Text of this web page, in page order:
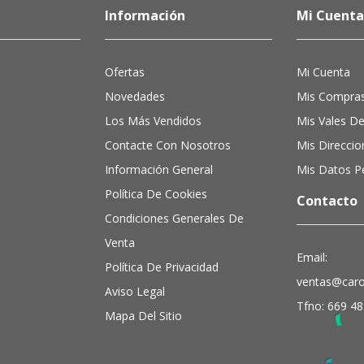
Información
Ofertas
Novedades
Los Más Vendidos
Contacte Con Nosotros
Información General
Política De Cookies
Condiciones Generales De
Venta
Política De Privacidad
Aviso Legal
Mapa Del Sitio
Mi Cuenta
Mi Cuenta
Mis
Mis Vales
Mis
Mis Datos
Contacto
Email:
Tfno: 669